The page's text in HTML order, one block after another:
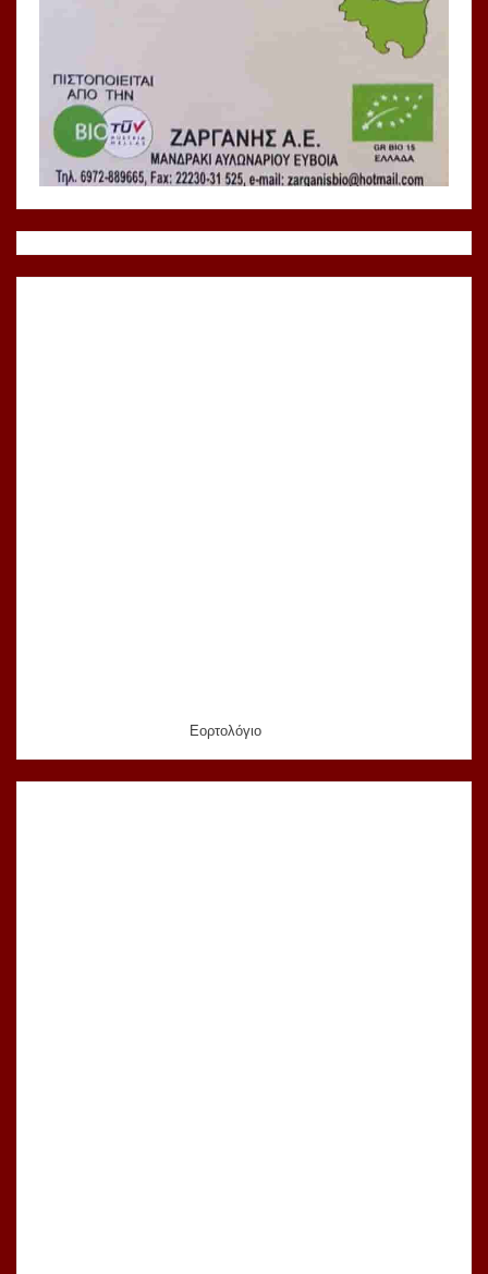
Εορτολόγιο